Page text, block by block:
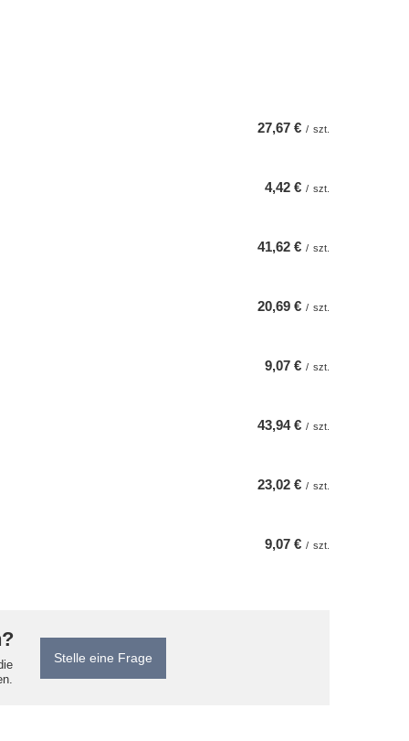
27,67 € / szt.
4,42 € / szt.
41,62 € / szt.
20,69 € / szt.
9,07 € / szt.
43,94 € / szt.
23,02 € / szt.
9,07 € / szt.
Stelle eine Frage